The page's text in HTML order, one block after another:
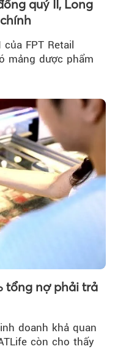
quý II, Long
FPT Retail
mảng dược phẩm
tổng nợ phải trả
doanh khả quan
còn cho thấy